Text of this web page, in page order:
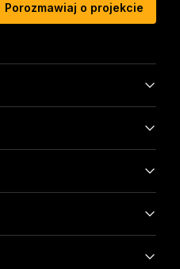
Porozmawiaj o projekcie